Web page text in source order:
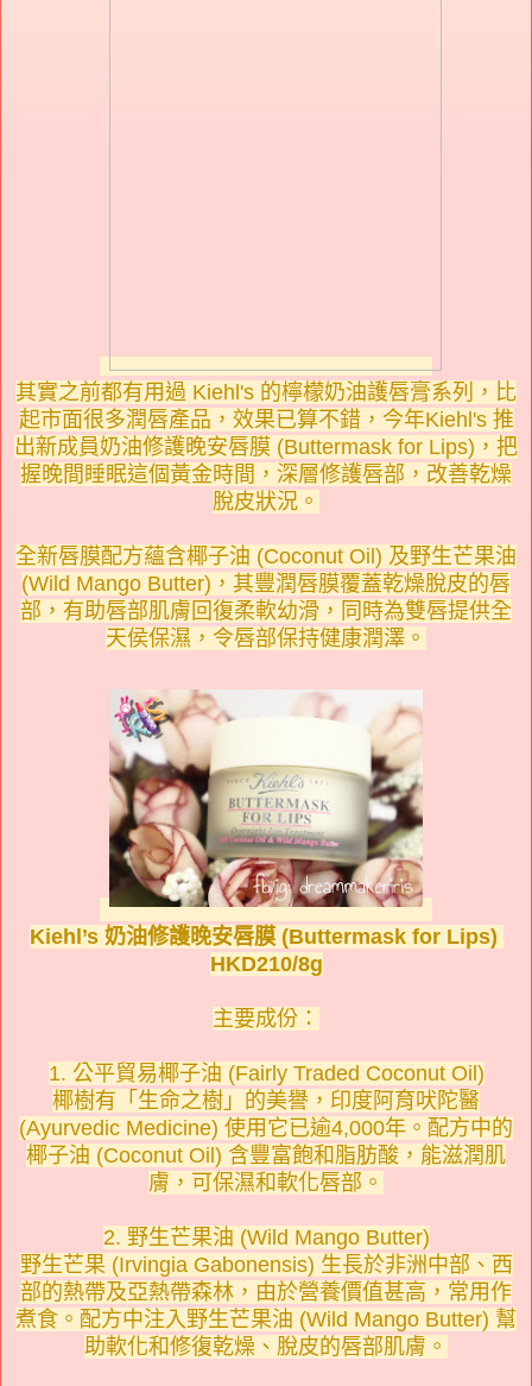
其實之前都有用過 Kiehl's 的檸檬奶油護唇膏系列，比
起市面很多潤唇產品，效果已算不錯，今年Kiehl's 推
出新成員奶油修護晚安唇膜 (Buttermask for Lips)，把
握晚間睡眠這個黃金時間，深層修護唇部，改善乾燥
脫皮狀況。
全新唇膜配方蘊含椰子油 (Coconut Oil) 及野生芒果油
(Wild Mango Butter)，其豐潤唇膜覆蓋乾燥脫皮的唇
部，有助唇部肌膚回復柔軟幼滑，同時為雙唇提供全
天侯保濕，令唇部保持健康潤澤。
Kiehl’s 奶油修護晚安唇膜 (Buttermask for Lips)
HKD210/8g
主要成份：
1. 公平貿易椰子油 (Fairly Traded Coconut Oil)
椰樹有「生命之樹」的美譽，印度阿育吠陀醫
(Ayurvedic Medicine) 使用它已逾4,000年。配方中的
椰子油 (Coconut Oil) 含豐富飽和脂肪酸，能滋潤肌
膚，可保濕和軟化唇部。
2. 野生芒果油 (Wild Mango Butter)
野生芒果 (Irvingia Gabonensis) 生長於非洲中部、西
部的熱帶及亞熱帶森林，由於營養價值甚高，常用作
煮食。配方中注入野生芒果油 (Wild Mango Butter) 幫
助軟化和修復乾燥、脫皮的唇部肌膚。